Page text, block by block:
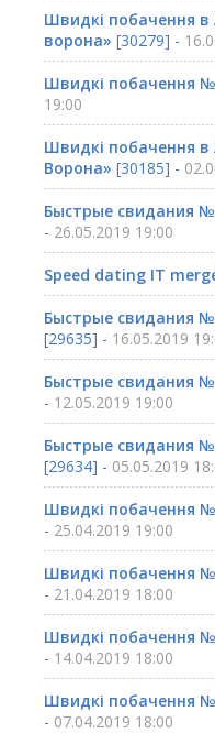
Швидкі побачення в
ворона» [30279] -
Швидкі побачення №
19:00
Швидкі побачення
Ворона» [30185] -
Быстрые свидания №
- 26.05.2019 19:00
Speed dating IT
Быстрые свидания №
[29635] - 16.05.2019
Быстрые свидания №
- 12.05.2019 19:00
Быстрые свидания №
[29634] - 05.05.2019
Швидкі побачення №
- 25.04.2019 19:00
Швидкі побачення №
- 21.04.2019 18:00
Швидкі побачення №
- 14.04.2019 18:00
Швидкі побачення №
- 07.04.2019 18:00